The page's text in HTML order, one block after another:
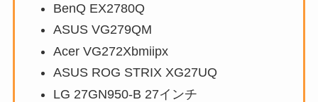
BenQ EX2780Q
ASUS VG279QM
Acer VG272Xbmiipx
ASUS ROG STRIX XG27UQ
LG 27GN950-B 27インチ